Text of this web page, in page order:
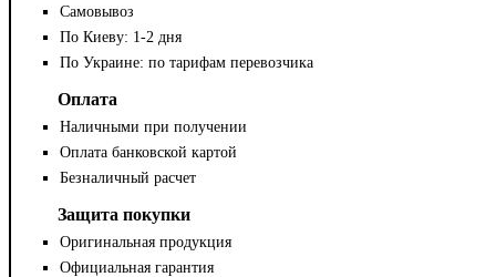
Самовывоз
По Киеву: 1-2 дня
По Украине: по тарифам перевозчика
Оплата
Наличными при получении
Оплата банковской картой
Безналичный расчет
Защита покупки
Оригинальная продукция
Официальная гарантия